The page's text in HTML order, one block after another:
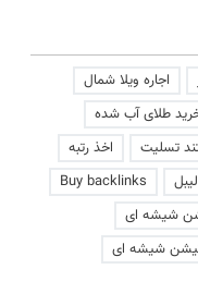
اجاره ویلا شمال
طلای آب شده
تسلیت
اخذ رتبه
Buy backlinks
شیشه ای
شیشه ای